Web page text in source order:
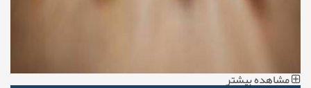
مشاهده بیشتر